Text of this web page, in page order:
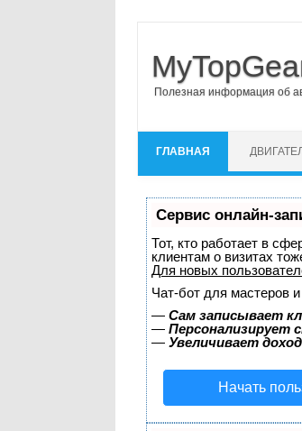
Полезная информация об
ГЛАВНАЯ
Сервис онлайн-
Тот, кто работает в
клиентам о визитах
Для новых
Чат-бот для мастеров
— Сам записывает
— Персонализирует
— Увеличивает
Начать